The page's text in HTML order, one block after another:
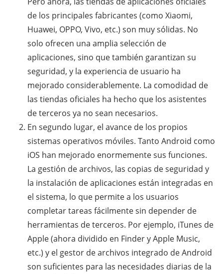
de los principales fabricantes (como Xiaomi,
Huawei, OPPO, Vivo, etc.) son muy sólidas. No
solo ofrecen una amplia selección de
aplicaciones, sino que también garantizan su
seguridad, y la experiencia de usuario ha
mejorado considerablemente. La comodidad de
las tiendas oficiales ha hecho que los asistentes
de terceros ya no sean necesarios.
En segundo lugar, el avance de los propios
sistemas operativos móviles. Tanto Android como
iOS han mejorado enormemente sus funciones.
La gestión de archivos, las copias de seguridad y
la instalación de aplicaciones están integradas en
el sistema, lo que permite a los usuarios
completar tareas fácilmente sin depender de
herramientas de terceros. Por ejemplo, iTunes de
Apple (ahora dividido en Finder y Apple Music,
etc.) y el gestor de archivos integrado de Android
son suficientes para las necesidades diarias de la